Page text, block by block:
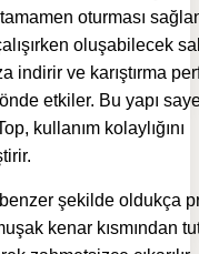
oturması
oluşabilecek
indirir ve karıştırma
etkiler. Bu yapı
kullanım kolaylığını
şekilde oldukça
kenar kısmından